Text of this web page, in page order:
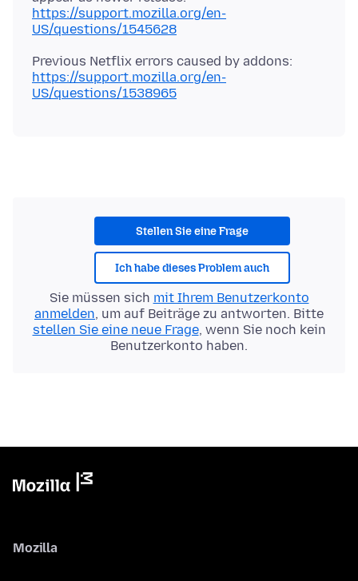
https://support.mozilla.org/en-
US/questions/1545628
Previous Netflix errors caused by addons:
https://support.mozilla.org/en-
US/questions/1538965
Stellen Sie eine Frage
Ich habe dieses Problem auch
Sie müssen sich mit Ihrem Benutzerkonto
anmelden, um auf Beiträge zu antworten. Bitte
stellen Sie eine neue Frage, wenn Sie noch kein
Benutzerkonto haben.
Mozilla